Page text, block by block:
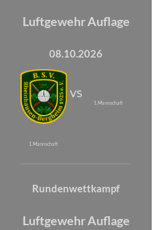
Luftgewehr Auflage
08.10.2026
1. Mannschaft
vs
1. Mannschaft
Rundenwettkampf
Luftgewehr Auflage